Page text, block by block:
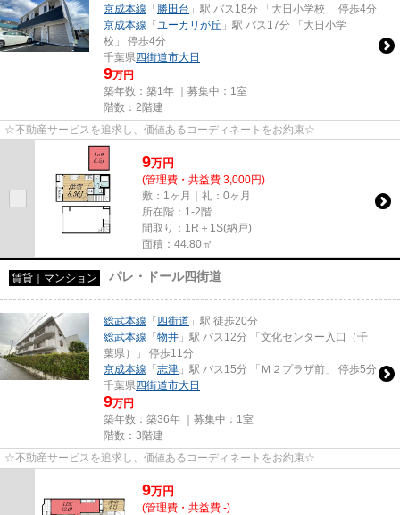
京成本線 「勝田台 」駅 バス18分 「大日小学校」 停歩4分
京成本線 「 ユーカリが丘 」駅 バス17分 「大日小学
校」 停歩4分
千葉県四街道市大日
9万円
築年数：築1年 ｜募集中： 1室
階数：2階建
☆不動産サービスを追求し、価値あるコーディネートをお約束☆
9万円
(管理費・共益費 3,000円)
敷：1ヶ月｜礼：0ヶ月
所在階：1-2階
間取り：1R＋1S(納戸)
面積：44.80㎡
賃貸｜マンション パレ・ドール四街道
総武本線 「四街道 」駅 徒歩20分
総武本線 「物井 」駅 バス12分 「文化センター入口（千
葉県）」 停歩11分
京成本線 「志津 」駅 バス15分 「Ｍ２プラザ前」 停歩5分
千葉県四街道市大日
9万円
築年数：築36年 ｜募集中： 1室
階数：3階建
☆不動産サービスを追求し、価値あるコーディネートをお約束☆
9万円
(管理費・共益費 -)